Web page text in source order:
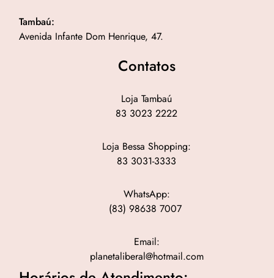
Tambaú:
Avenida Infante Dom Henrique, 47.
Contatos
Loja Tambaú
83 3023 2222
Loja Bessa Shopping:
83 3031-3333
WhatsApp:
(83) 98638 7007
Email:
planetaliberal@hotmail.com